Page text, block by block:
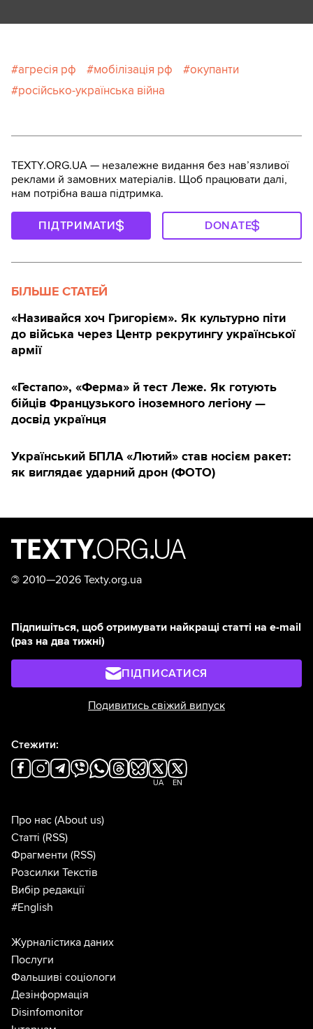
агресія рф мобілізація рф
окупанти
російсько-українська війна
TEXTY.ORG.UA — незалежне видання без навʼязливої
реклами й замовних матеріалів. Щоб працювати далі,
нам потрібна ваша підтримка.
ПІДТРИМАТИ DONATE
БІЛЬШЕ СТАТЕЙ
«Називайся хоч Григорієм». Як культурно піти
до війська через Центр рекрутингу української
армії
«Гестапо», «Ферма» й тест Леже. Як готують
бійців Французького іноземного легіону —
досвід українця
Український БПЛА «Лютий» став носієм ракет:
як виглядає ударний дрон (ФОТО)
© 2010—2026 Texty.org.ua
Підпишіться, щоб отримувати найкращі статті на e-mail
(раз на два тижні)
ПІДПИСАТИСЯ
Подивитись свіжий випуск
Стежити:
UA EN
Про нас (About us)
Статті (RSS)
Фрагменти (RSS)
Розсилки Текстів
Вибір редакції
#English
Журналістика даних
Послуги
Фальшиві соціологи
Дезінформація
Disinfomonitor